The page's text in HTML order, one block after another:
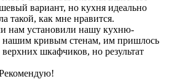
вариант, но кухня идеально
такой, как мне нравится.
нам установили нашу кухню-
нашим кривым стенам, им пришлось
шкафчиков, но результат